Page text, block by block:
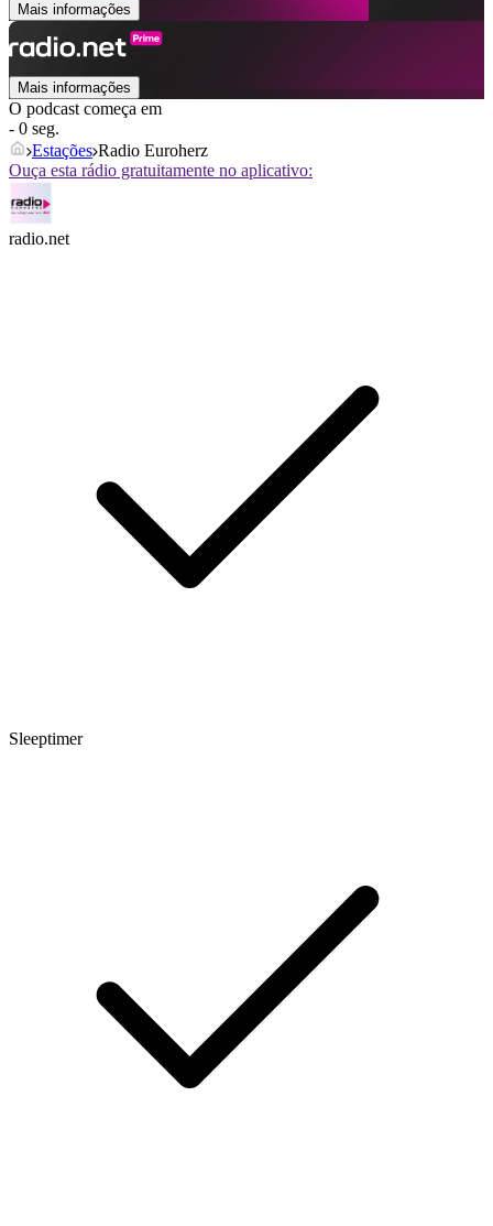
Mais informações
Mais informações
O podcast começa em
- 0 seg.
Estações Radio Euroherz
Ouça esta rádio gratuitamente no aplicativo:
radio.net
Sleeptimer